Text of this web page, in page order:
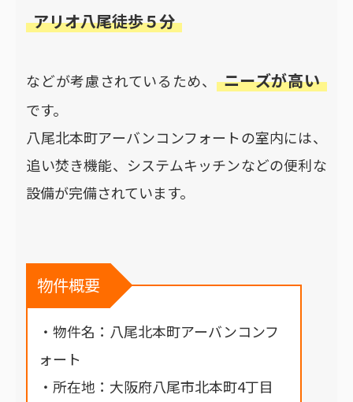
アリオ八尾徒歩５分
などが考慮されているため、 ニーズが高い
です。
八尾北本町アーバンコンフォートの室内には、
追い焚き機能、システムキッチンなどの便利な
設備が完備されています。
物件概要
・物件名：八尾北本町アーバンコンフ
ォート
・所在地：大阪府八尾市北本町4丁目